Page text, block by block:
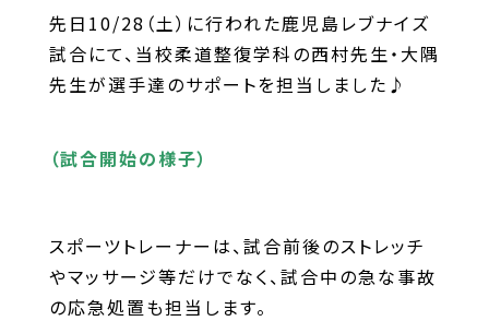
先日10/28（土）に行われた鹿児島レブナイズ
試合にて、当校柔道整復学科の西村先生・大隅
先生が選手達のサポートを担当しました♪
（試合開始の様子）
スポーツトレーナーは、試合前後のストレッチ
やマッサージ等だけでなく、試合中の急な事故
の応急処置も担当します。